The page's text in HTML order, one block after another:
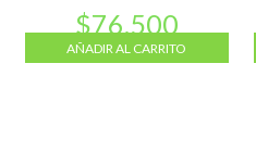
$76.500
AÑADIR AL CARRITO